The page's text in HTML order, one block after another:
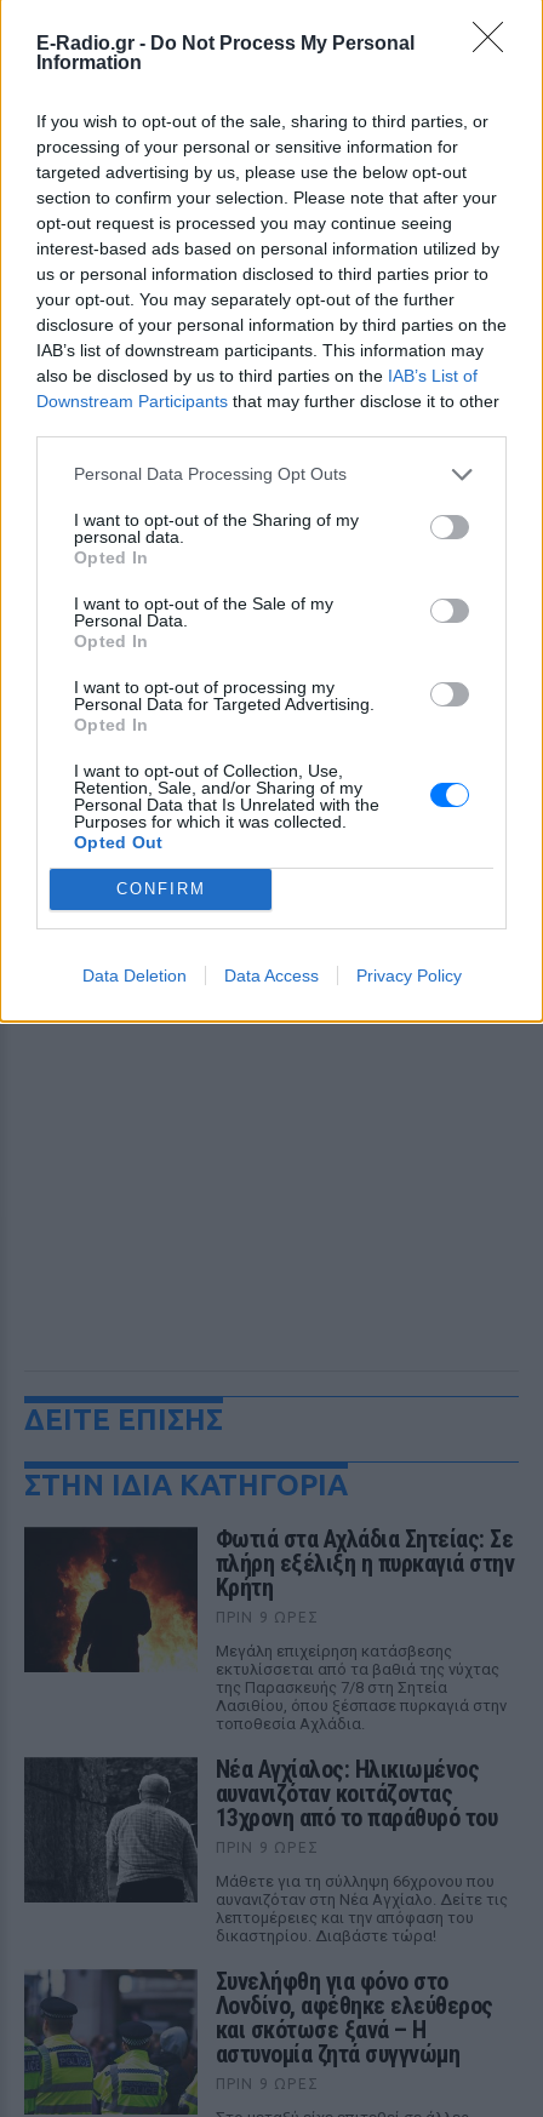
E-Radio.gr - Do Not Process My Personal
Information
If you wish to opt-out of the sale, sharing to third parties, or
processing of your personal or sensitive information for
targeted advertising by us, please use the below opt-out
section to confirm your selection. Please note that after your
opt-out request is processed you may continue seeing
interest-based ads based on personal information utilized by
us or personal information disclosed to third parties prior to
your opt-out. You may separately opt-out of the further
disclosure of your personal information by third parties on the
IAB’s list of downstream participants. This information may
also be disclosed by us to third parties on the IAB’s List of
Downstream Participants that may further disclose it to other
Personal Data Processing Opt Outs
I want to opt-out of the Sharing of my
personal data.
Opted In
I want to opt-out of the Sale of my
Personal Data.
Opted In
I want to opt-out of processing my
Personal Data for Targeted Advertising.
Opted In
I want to opt-out of Collection, Use,
Retention, Sale, and/or Sharing of my
Personal Data that Is Unrelated with the
Purposes for which it was collected.
Opted Out
CONFIRM
Data Deletion Data Access Privacy Policy
Ακολουθήστε το E-Radio.gr στο
Google News
και μάθετε πρώτοι
Για ακόμη περισσότερανέα, μπείτε στηνροή
ειδήσεωντου E-Daily.gr
Ακολουθήστε το E-Radio.gr και στο Instagram
ΔΙΑΦΗΜΙΣΗ
ΔΕΙΤΕ ΕΠΙΣΗΣ
ΣΤΗΝ ΙΔΙΑ ΚΑΤΗΓΟΡΙΑ
Φωτιά στα Αχλάδια Σητείας: Σε
πλήρη εξέλιξη η πυρκαγιά στην
Κρήτη
ΠΡΙΝ 9 ΏΡΕΣ
Μεγάλη επιχείρηση κατάσβεσης
εκτυλίσσεται από τα βαθιά της νύχτας
της Παρασκευής 7/8 στη Σητεία
Λασιθίου, όπου ξέσπασε πυρκαγιά στην
τοποθεσία Αχλάδια.
Νέα Αγχίαλος: Ηλικιωμένος
αυνανιζόταν κοιτάζοντας
13χρονη από το παράθυρό του
ΠΡΙΝ 9 ΏΡΕΣ
Μάθετε για τη σύλληψη 66χρονου που
αυνανιζόταν στη Νέα Αγχίαλο. Δείτε τις
λεπτομέρειες και την απόφαση του
δικαστηρίου. Διαβάστε τώρα!
Συνελήφθη για φόνο στο
Λονδίνο, αφέθηκε ελεύθερος
και σκότωσε ξανά – Η
αστυνομία ζητά συγγνώμη
ΠΡΙΝ 9 ΏΡΕΣ